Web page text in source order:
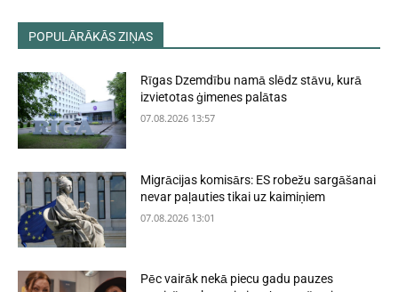
POPULĀRĀKĀS ZIŅAS
Rīgas Dzemdību namā slēdz stāvu, kurā
izvietotas ģimenes palātas
07.08.2026 13:57
Migrācijas komisārs: ES robežu sargāšanai
nevar paļauties tikai uz kaimiņiem
07.08.2026 13:01
Pēc vairāk nekā piecu gadu pauzes